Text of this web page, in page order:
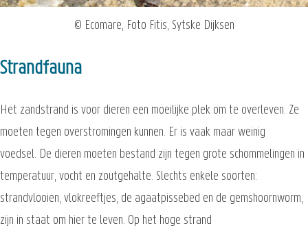
© Ecomare, Foto Fitis, Sytske Dijksen
Strandfauna
Het zandstrand is voor dieren een moeilijke plek om te overleven. Ze
moeten tegen overstromingen kunnen. Er is vaak maar weinig
voedsel. De dieren moeten bestand zijn tegen grote schommelingen in
temperatuur, vocht en zoutgehalte. Slechts enkele soorten:
strandvlooien, vlokreeftjes, de agaatpissebed en de gemshoornworm,
zijn in staat om hier te leven. Op het hoge strand